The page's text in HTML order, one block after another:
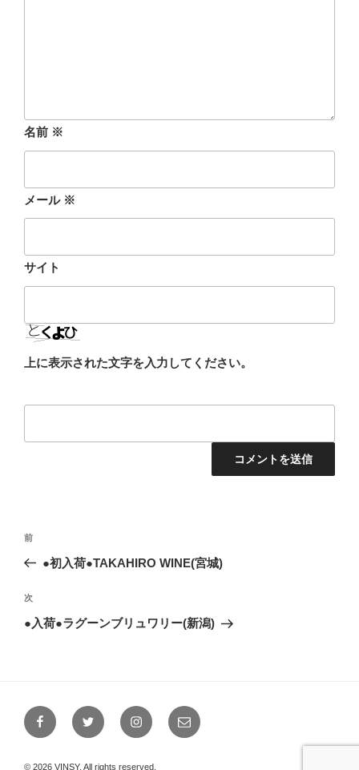
名前 ※
メール ※
サイト
上に表示された文字を入力してください。
投
ビ
ゲ
ン
前
の
稿
前
●初入荷●TAKAHIRO WINE(宮城)
次
の
次
●入荷●ラグーンブリュワリー(新潟)
FacebookTwitter Instagramメ
ー
© 2026 VINSY, All rights reserved.